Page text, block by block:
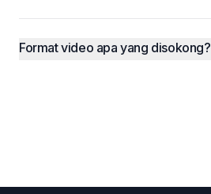
Format video apa yang disokong?